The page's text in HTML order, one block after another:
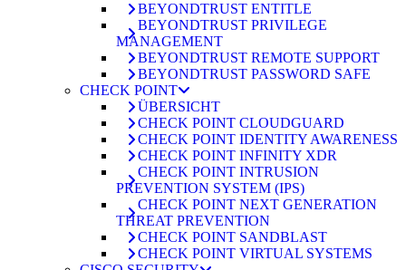
BEYONDTRUST ENTITLE
BEYONDTRUST PRIVILEGE
MANAGEMENT
BEYONDTRUST REMOTE SUPPORT
BEYONDTRUST PASSWORD SAFE
CHECK POINT
ÜBERSICHT
CHECK POINT CLOUDGUARD
CHECK POINT IDENTITY AWARENESS
CHECK POINT INFINITY XDR
CHECK POINT INTRUSION
PREVENTION SYSTEM (IPS)
CHECK POINT NEXT GENERATION
THREAT PREVENTION
CHECK POINT SANDBLAST
CHECK POINT VIRTUAL SYSTEMS